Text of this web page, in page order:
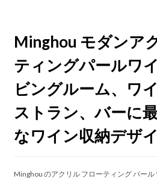
Minghou モダンア
ティングパールワ
ビングルーム、ワ
ストラン、バーに
なワイン収納デザ
Minghou のアクリル フローティング パー